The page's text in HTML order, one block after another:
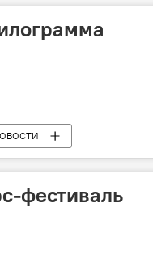
фестиваль